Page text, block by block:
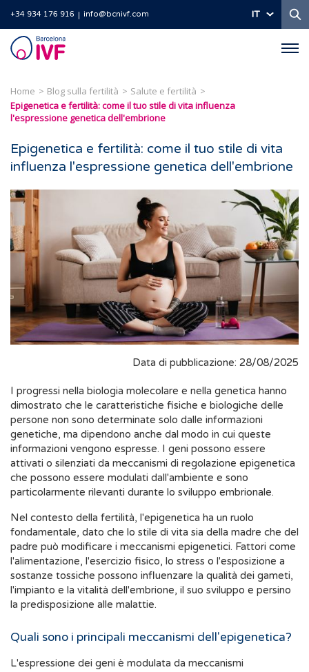
+34 934 176 916 info@bcnivf.com IT
Barcelona
IVF
Home Blog sulla fertilità
Salute e fertilità
Epigenetica e fertilità: come il tuo stile di vita influenza
l'espressione genetica dell'embrione
Epigenetica e fertilità: come il tuo stile di vita
influenza l'espressione genetica dell'embrione
Data di pubblicazione: 28/08/2025
I progressi nella biologia molecolare e nella genetica hanno
dimostrato che le caratteristiche fisiche e biologiche delle
persone non sono determinate solo dalle informazioni
genetiche, ma dipendono anche dal modo in cui queste
informazioni vengono espresse. I geni possono essere
attivati o silenziati da meccanismi di regolazione epigenetica
che possono essere modulati dall'ambiente e sono
particolarmente rilevanti durante lo sviluppo embrionale.
Nel contesto della fertilità, l'epigenetica ha un ruolo
fondamentale, dato che lo stile di vita sia della madre che del
padre può modificare i meccanismi epigenetici. Fattori come
l'alimentazione, l'esercizio fisico, lo stress o l'esposizione a
sostanze tossiche possono influenzare la qualità dei gameti,
l'impianto e la vitalità dell'embrione, il suo sviluppo e persino
la predisposizione alle malattie.
Quali sono i principali meccanismi dell'epigenetica?
L'espressione dei geni è modulata da meccanismi